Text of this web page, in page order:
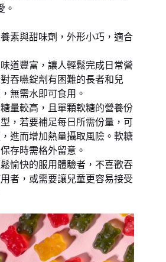
。
養素與甜味劑，外形小巧，適合
味道豐富，讓人輕鬆完成日常營
吞嚥錠劑有困難的長者和兒
無需水即可食用。
糖量較高，且單顆軟糖的營養份
，若要補足每日所需份量，可
進而增加熱量攝取風險。軟糖
存時需格外留意。
鬆愉快的服用體驗者，不喜歡吞
者，或需要讓兒童更容易接受